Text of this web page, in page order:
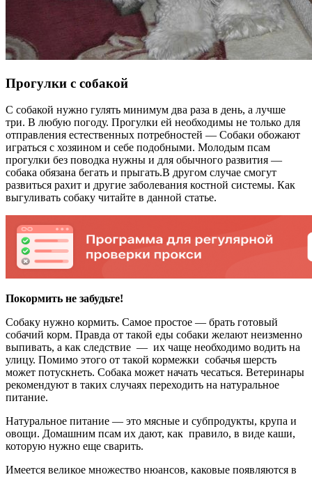
Прогулки с собакой
С собакой нужно гулять минимум два раза в день, а лучше
три. В любую погоду. Прогулки ей необходимы не только для
отправления естественных потребностей — Собаки обожают
играться с хозяином и себе подобными. Молодым псам
прогулки без поводка нужны и для обычного развития —
собака обязана бегать и прыгать.В другом случае смогут
развиться рахит и другие заболевания костной системы. Как
выгуливать собаку читайте в данной статье.
Покормить не забудьте!
Собаку нужно кормить. Самое простое — брать готовый
собачий корм. Правда от такой еды собаки желают неизменно
выпивать, а как следствие — их чаще необходимо водить на
улицу. Помимо этого от такой кормежки собачья шерсть
может потускнеть. Собака может начать чесаться. Ветеринары
рекомендуют в таких случаях переходить на натуральное
питание.
Натуральное питание — это мясные и субпродукты, крупа и
овощи. Домашним псам их дают, как правило, в виде каши,
которую нужно еще сварить.
Имеется великое множество нюансов, каковые появляются в